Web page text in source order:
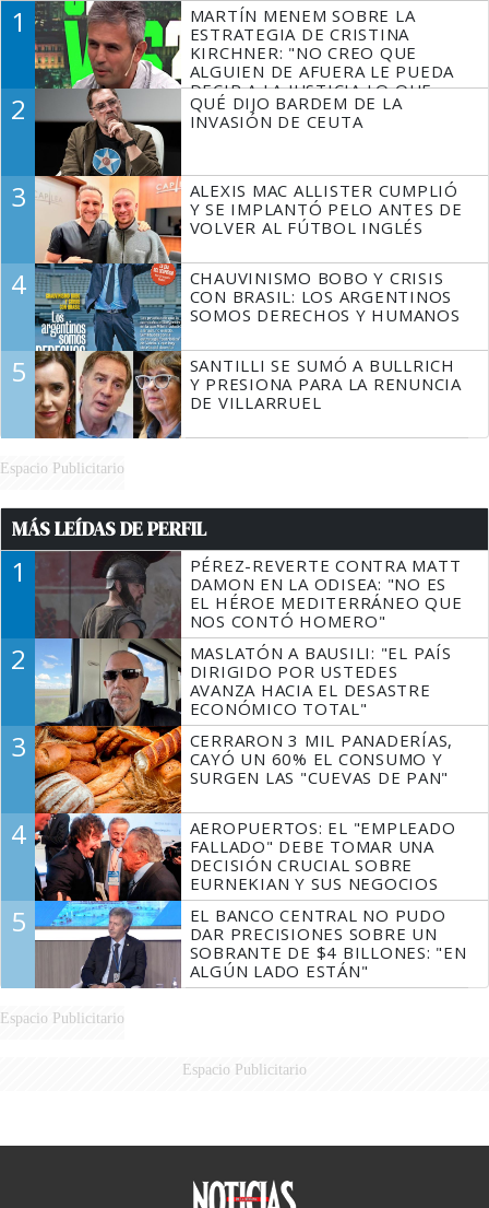
1
MARTÍN MENEM SOBRE LA
ESTRATEGIA DE CRISTINA
KIRCHNER: "NO CREO QUE
ALGUIEN DE AFUERA LE PUEDA
DECIR A LA JUSTICIA LO QUE
TIENE QUE HACER"
2
QUÉ DIJO BARDEM DE LA
INVASIÓN DE CEUTA
3
ALEXIS MAC ALLISTER CUMPLIÓ
Y SE IMPLANTÓ PELO ANTES DE
VOLVER AL FÚTBOL INGLÉS
4
CHAUVINISMO BOBO Y CRISIS
CON BRASIL: LOS ARGENTINOS
SOMOS DERECHOS Y HUMANOS
5
SANTILLI SE SUMÓ A BULLRICH
Y PRESIONA PARA LA RENUNCIA
DE VILLARRUEL
Espacio Publicitario
MÁS LEÍDAS DE PERFIL
1
PÉREZ-REVERTE CONTRA MATT
DAMON EN LA ODISEA: "NO ES
EL HÉROE MEDITERRÁNEO QUE
NOS CONTÓ HOMERO"
2
MASLATÓN A BAUSILI: "EL PAÍS
DIRIGIDO POR USTEDES
AVANZA HACIA EL DESASTRE
ECONÓMICO TOTAL"
3
CERRARON 3 MIL PANADERÍAS,
CAYÓ UN 60% EL CONSUMO Y
SURGEN LAS "CUEVAS DE PAN"
4
AEROPUERTOS: EL "EMPLEADO
FALLADO" DEBE TOMAR UNA
DECISIÓN CRUCIAL SOBRE
EURNEKIAN Y SUS NEGOCIOS
5
EL BANCO CENTRAL NO PUDO
DAR PRECISIONES SOBRE UN
SOBRANTE DE $4 BILLONES: "EN
ALGÚN LADO ESTÁN"
Espacio Publicitario
Espacio Publicitario